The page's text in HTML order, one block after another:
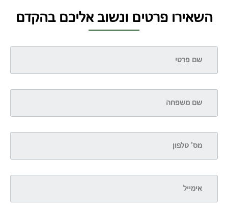
השאירו פרטים ונשוב אליכם בהקדם